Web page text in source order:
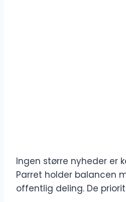
Ingen større nyheder er
Parret holder balancen
offentlig deling. De